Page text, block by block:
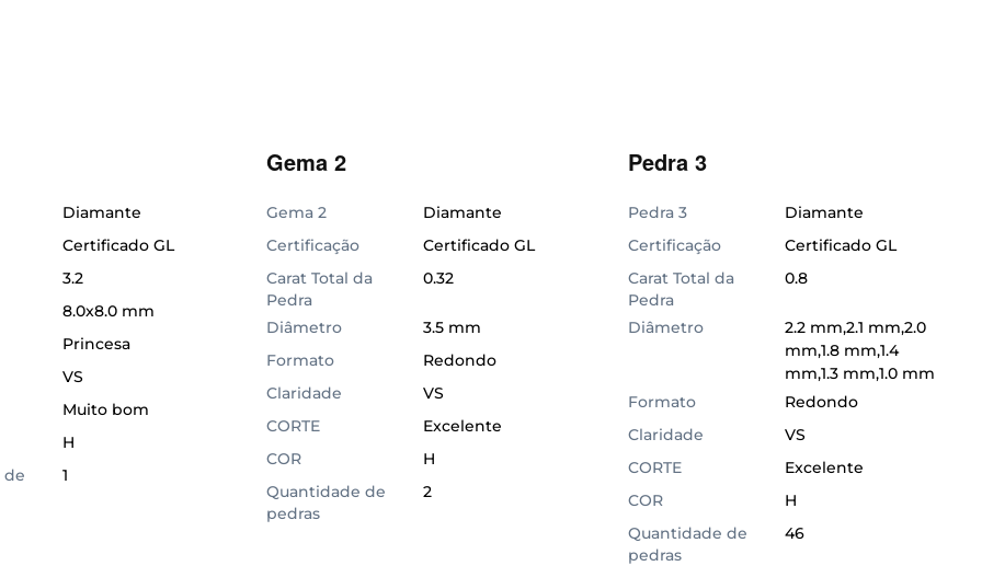
Diamante
Certificado GL
3.2
8.0x8.0 mm
Princesa
VS
Muito bom
H
de
1
Gema 2
Gema 2
Diamante
Certificação
Certificado GL
Carat Total da
Pedra
0.32
Diâmetro
3.5 mm
Formato
Redondo
Claridade
VS
CORTE
Excelente
COR
H
Quantidade de
pedras
2
Pedra 3
Pedra 3
Diamante
Certificação
Certificado GL
Carat Total da
Pedra
0.8
Diâmetro
2.2 mm,2.1 mm,2.0
mm,1.8 mm,1.4
mm,1.3 mm,1.0 mm
Formato
Redondo
Claridade
VS
CORTE
Excelente
COR
H
Quantidade de
pedras
46